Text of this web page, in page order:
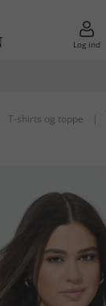
Log ind
T-shirts og toppe |